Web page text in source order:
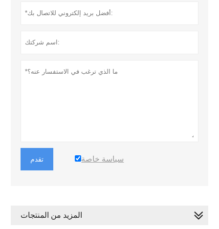
تقدم سياسة خاصة
المزيد من المنتجات